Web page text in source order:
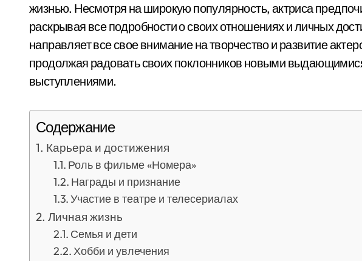
жизнью. Несмотря на широкую популярность, актриса
раскрывая все подробности о своих отношениях и личных
направляет все свое внимание на творчество и развитие
продолжая радовать своих поклонников новыми
выступлениями.
Содержание
Карьера и достижения
Роль в фильме «Номера»
Награды и признание
Участие в театре и телесериалах
Личная жизнь
Семья и дети
Хобби и увлечения